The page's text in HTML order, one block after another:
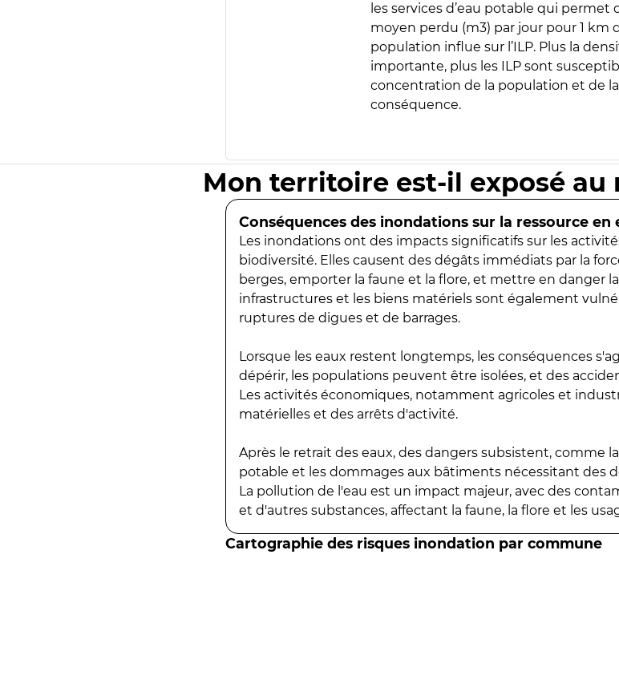
les services d’eau potable qui permet
moyen perdu (m3) par jour pour 1 km
population influe sur l’ILP. Plus la
importante, plus les ILP sont
concentration de la population et de
conséquence.
Mon territoire est-il exposé
Conséquences des inondations sur la ressource en
Les inondations ont des impacts significatifs sur les
biodiversité. Elles causent des dégâts immédiats par la
berges, emporter la faune et la flore, et mettre en danger
infrastructures et les biens matériels sont également
ruptures de digues et de barrages.
Lorsque les eaux restent longtemps, les conséquences
dépérir, les populations peuvent être isolées, et des
Les activités économiques, notamment agricoles et
matérielles et des arrêts d'activité.
Après le retrait des eaux, des dangers subsistent, comme
potable et les dommages aux bâtiments nécessitant des
La pollution de l'eau est un impact majeur, avec des
et d'autres substances, affectant la faune, la flore et les
Cartographie des risques inondation par commune